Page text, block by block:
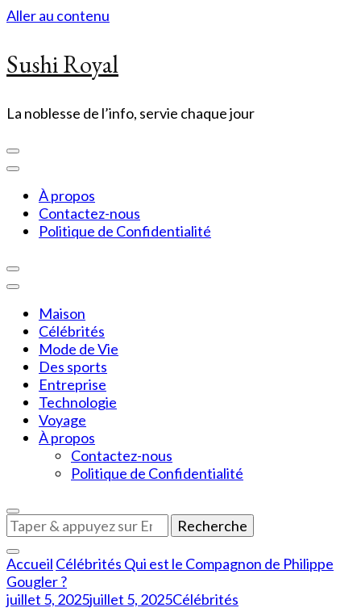
Aller au contenu
Sushi Royal
La noblesse de l’info, servie chaque jour
À propos
Contactez-nous
Politique de Confidentialité
Maison
Célébrités
Mode de Vie
Des sports
Entreprise
Technologie
Voyage
À propos
Contactez-nous
Politique de Confidentialité
Vous
recherchiez
quelque
chose
?
Accueil Célébrités Qui est le Compagnon de Philippe
Gougler ?
juillet 5, 2025juillet 5, 2025Célébrités